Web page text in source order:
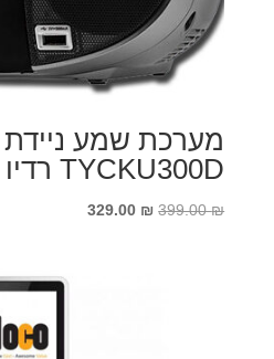
TYCKU300D רדיו דיסק טייפ
399.00₪
המחיר
329.00 ₪
המחיר
329.00 ₪.